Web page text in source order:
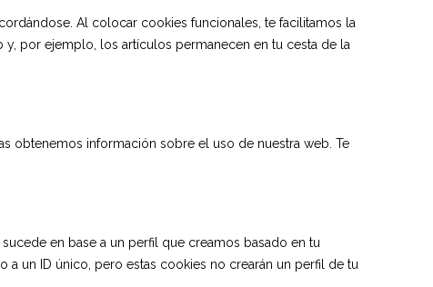
Al colocar cookies funcionales, te facilitamos la
y, por ejemplo, los artículos permanecen en tu cesta de la
obtenemos información sobre el uso de nuestra web. Te
en base a un perfil que creamos basado en tu
a un ID único, pero estas cookies no crearán un perfil de tu